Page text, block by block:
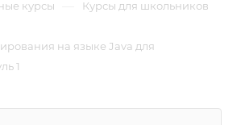
курсы Курсы для школьников
на языке Java для
1